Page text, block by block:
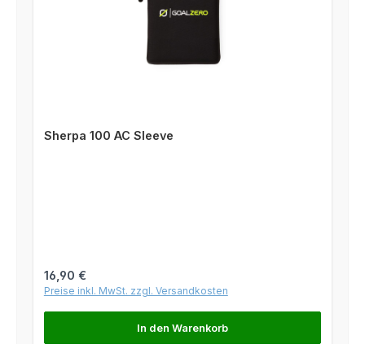
Sherpa 100 AC Sleeve
Regulärer Preis:
16,90 €
Preise inkl. MwSt. zzgl. Versandkosten
In den Warenkorb